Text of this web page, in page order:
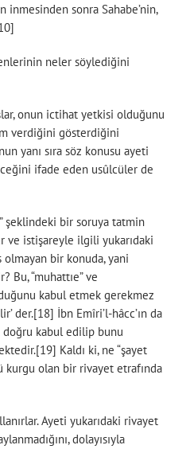
sonra Sahabe’nin,
neler söylediğini
onun ictihat yetkisi olduğunu
verdiğini gösterdiğini
yanı sıra söz konusu ayeti
ifade eden usûlcüler de
şeklindeki bir soruya tatmin
ve istişareyle ilgili yukarıdaki
bir konuda, yani
Bu, “muhattıe” ve
kabul etmek gerekmez
der.[18] İbn Emîri’l-hâcc’ın da
doğru kabul edilip bunu
Kaldı ki, ne “şayet
kurgu olan bir rivayet etrafında
Ayeti yukarıdaki rivayet
dolayısıyla